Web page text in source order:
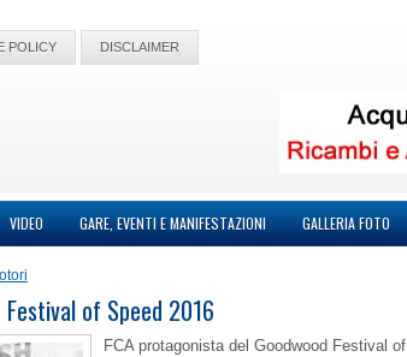
POLICY DISCLAIMER
VIDEO GARE, EVENTI E MANIFESTAZIONI GALLERIA FOTO
of Speed 2016
FCA protagonista del Goodwood Festival of